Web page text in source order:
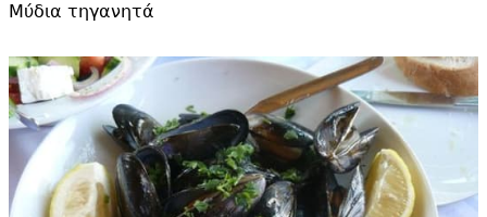
Μύδια τηγανητά